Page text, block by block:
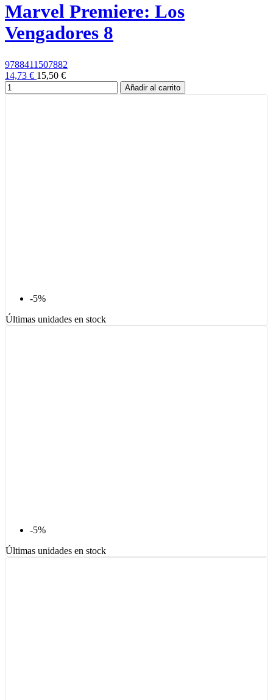
Marvel Premiere: Los
Vengadores 8
9788411507882
14,73 € 15,50 €
Añadir al carrito
-5%
Últimas unidades en stock
-5%
Últimas unidades en stock